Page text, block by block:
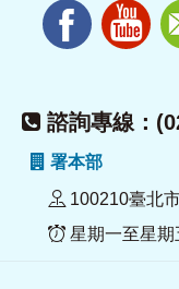
諮詢專線：
署本部
100210臺北
星期一至星期